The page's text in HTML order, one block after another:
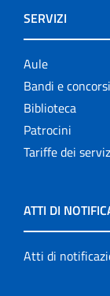
SERVIZI
Aule
Bandi e concorsi
Biblioteca
Patrocini
Tariffe dei
ATTI DI
Atti di